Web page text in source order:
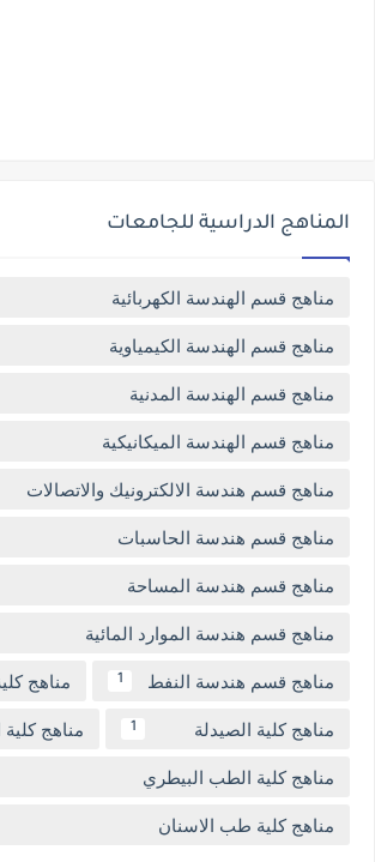
المناهج الدراسية للجامعات
مناهج قسم الهندسة الكهربائية
مناهج قسم الهندسة الكيمياوية
مناهج قسم الهندسة المدنية
مناهج قسم الهندسة الميكانيكية
مناهج قسم هندسة الالكترونيك والاتصالات
مناهج قسم هندسة الحاسبات
مناهج قسم هندسة المساحة
مناهج قسم هندسة الموارد المائية
مناهج قسم هندسة النفط 1 مناهج
مناهج كلية الصيدلة 1 مناهج
مناهج كلية الطب البيطري
مناهج كلية طب الاسنان